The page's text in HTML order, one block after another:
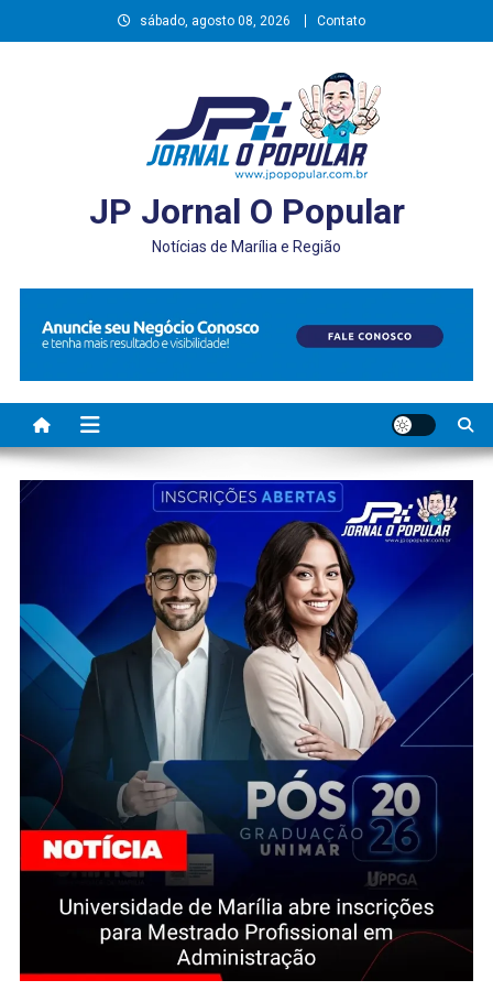
to
sábado, agosto 08, 2026 Contato
JP Jornal O Popular
Notícias de Marília e Região